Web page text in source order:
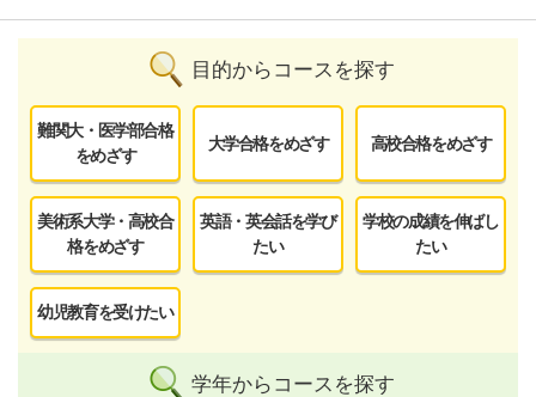
目的からコースを探す
難関大・医学部合格
をめざす
大学合格をめざす 高校合格をめざす
美術系大学・高校合
格をめざす
英語・英会話を学び
たい
学校の成績を伸ばし
たい
幼児教育を受けたい
学年からコースを探す